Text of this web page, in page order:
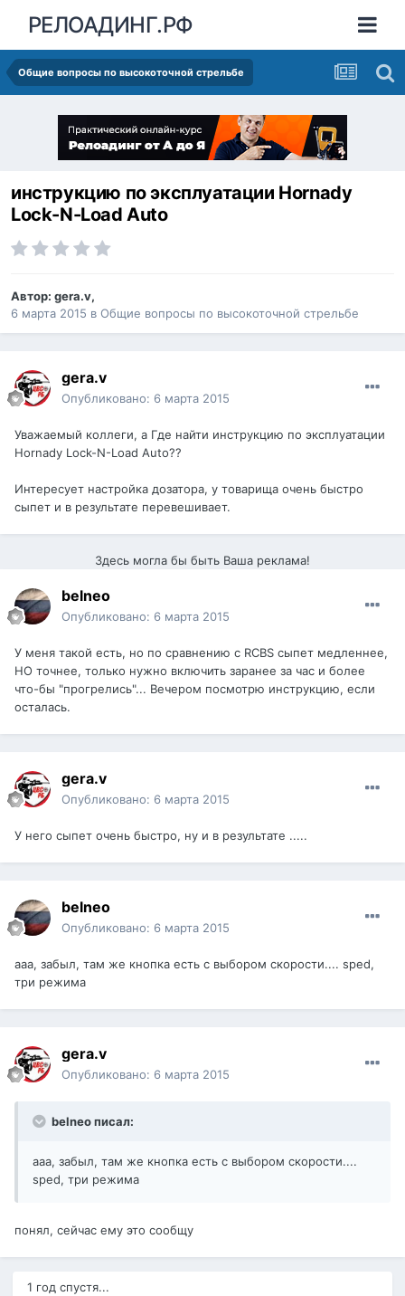
РЕЛОАДИНГ.РФ
Общие вопросы по высокоточной стрельбе
инструкцию по эксплуатации Hornady
Lock-N-Load Auto
Автор: gera.v,
6 марта 2015 в Общие вопросы по высокоточной стрельбе
gera.v
Опубликовано: 6 марта 2015
Уважаемый коллеги, а Где найти инструкцию по эксплуатации
Hornady Lock-N-Load Auto??
Интересует настройка дозатора, у товарища очень быстро
сыпет и в результате перевешивает.
Здесь могла бы быть Ваша реклама!
belneo
Опубликовано: 6 марта 2015
У меня такой есть, но по сравнению с RCBS сыпет медленнее,
НО точнее, только нужно включить заранее за час и более
что-бы "прогрелись"... Вечером посмотрю инструкцию, если
осталась.
gera.v
Опубликовано: 6 марта 2015
У него сыпет очень быстро, ну и в результате .....
belneo
Опубликовано: 6 марта 2015
ааа, забыл, там же кнопка есть с выбором скорости.... spеd,
три режима
gera.v
Опубликовано: 6 марта 2015
belneo писал:
ааа, забыл, там же кнопка есть с выбором скорости....
spеd, три режима
понял, сейчас ему это сообщу
1 год спустя...